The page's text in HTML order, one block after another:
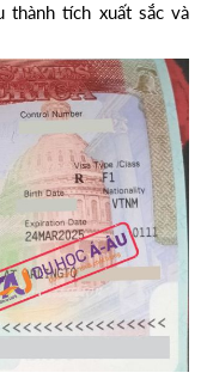
thành tích xuất sắc và